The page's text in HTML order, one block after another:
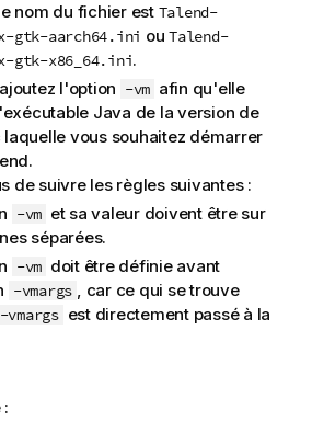
nom du fichier est Talend-
gtk-aarch64.ini ou Talend-
gtk-x86_64.ini.
l'option -vm afin qu'elle
Java de la version de
vous souhaitez démarrer
.
de suivre les règles suivantes :
-vm et sa valeur doivent être sur
séparées.
-vm doit être définie avant
-vmargs , car ce qui se trouve
-vmargs est directement passé à la